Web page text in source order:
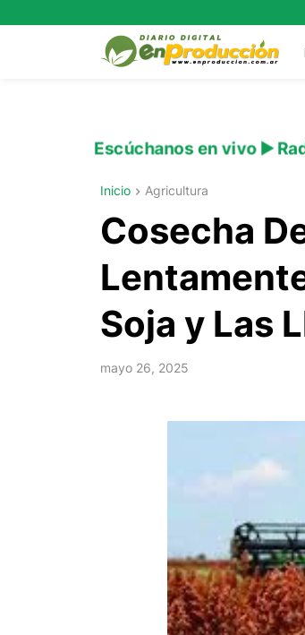
Escúchanos en vivo ▶️
Inicio Agricultura
Cosecha
Soja y Las
mayo 26, 2025